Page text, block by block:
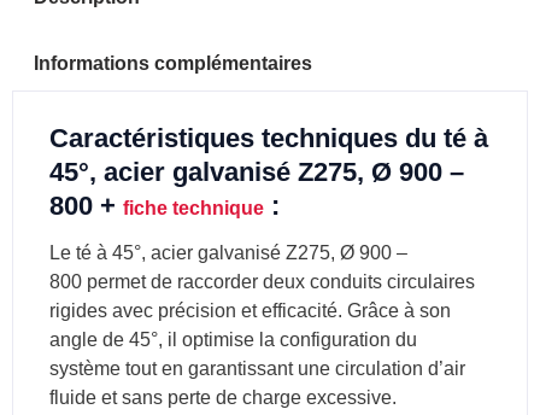
Informations complémentaires
Caractéristiques techniques du té à
45°, acier galvanisé Z275, Ø 900 –
800 + fiche technique :
Le té à 45°, acier galvanisé Z275, Ø 900 –
800 permet de raccorder deux conduits circulaires
rigides avec précision et efficacité. Grâce à son
angle de 45°, il optimise la configuration du
système tout en garantissant une circulation d’air
fluide et sans perte de charge excessive.